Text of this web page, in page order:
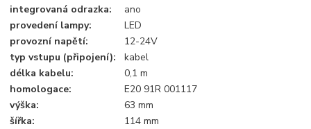
integrovaná odrazka:
ano
provedení lampy:
LED
provozní napětí:
12-24V
typ vstupu (připojení):
kabel
délka kabelu:
0,1 m
homologace:
E20 91R 001117
výška:
63 mm
šířka:
114 mm